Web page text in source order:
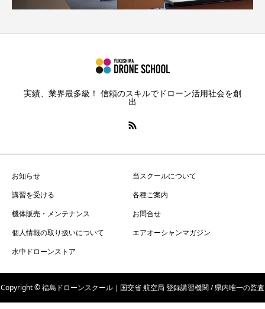
実績、業界最多級！ 信頼のスキルでドローン活用社会を創
出
お知らせ
当スクールについて
講習を受ける
各種ご案内
機体販売・メンテナンス
お問合せ
個人情報の取り扱いについて
エアオーシャンマガジン
水中ドローンストア
Copyright © 福島ドローンスクール｜国交省 航空局 登録講習機関 / 県内唯一の監査